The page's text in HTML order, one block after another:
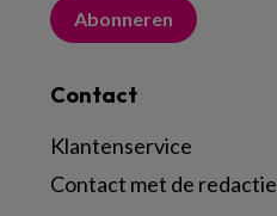
Abonneren
Contact
Klantenservice
Contact met de redactie